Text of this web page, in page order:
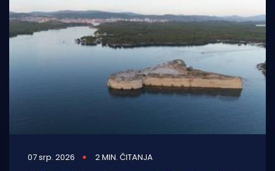
07 srp. 2026 2 MIN. ČITANJA